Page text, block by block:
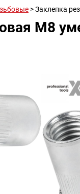
> Заклепка
M8